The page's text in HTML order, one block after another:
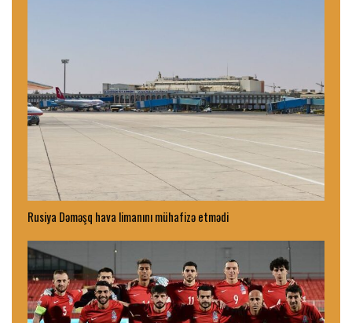
Rusiya Dəməşq hava limanını mühafizə etmədi